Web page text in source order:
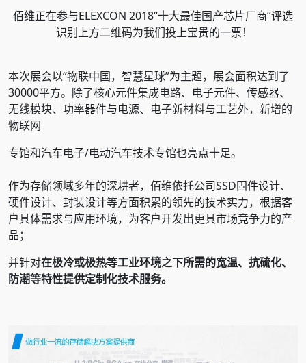
佰维正在参与ELEXCON 2018“十大最佳国产芯片厂商”评选
识别上方二维码为我们投上宝贵的一票！
本次展会以“物联中国，智慧星球”为主题，展会面积达到了
30000平方。除了核心元件集成电路、电子元件、传感器、
无线模块、功率器件与电源、电子新材料与工艺外，新增的
物联网
专馆和汽车电子/电动汽车技术专馆也亮点十足。
作为存储领域多年的深耕者，佰维依托公司SSD固件设计、
硬件设计、封装设计等方面积累的领先的技术实力，根据客
户具体需求与应用环境，为客户开发出更具市场竞争力的产
品；
并针对在极冷或极热等工业环境之下所需的宽温、抗硫化、
防潮等特性提供定制化技术服务。